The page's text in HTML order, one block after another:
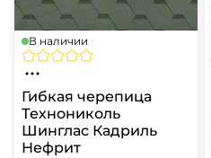
В наличии
Гибкая черепица
Технониколь
Шинглас Кадриль
Нефрит